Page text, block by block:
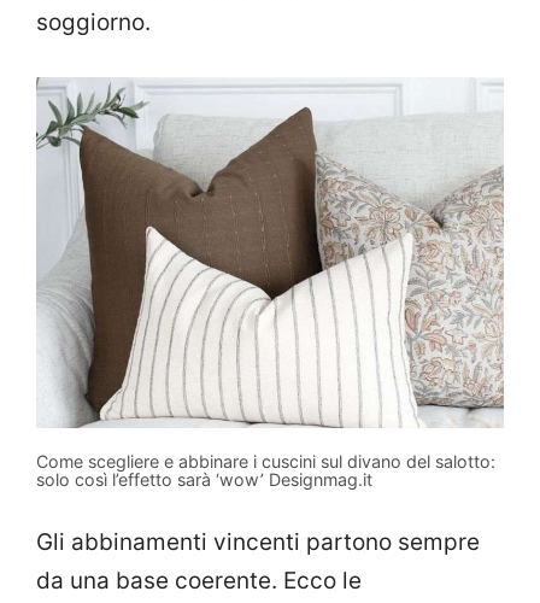
soggiorno.
Come scegliere e abbinare i cuscini sul divano del salotto:
solo così l’effetto sarà ‘wow’ Designmag.it
Gli abbinamenti vincenti partono sempre
da una base coerente. Ecco le